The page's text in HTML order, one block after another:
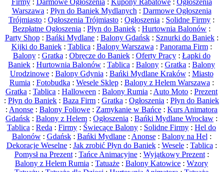
Firmy: Darmowe Ogłoszenia: Kupony Rabatowe: Ogłoszenia
Warszawa: Płyn do Baniek Mydlanych: Darmowe Ogłoszenia
Trójmiasto : Ogłoszenia Trójmiasto : Ogłoszenia : Solidne Firmy :
Bezpłatne Ogłoszenia : Płyn do Baniek : Hurtownia Balonów :
Party Shop: Bańki Mydlane: Balony Gdańsk: Sznurki do Baniek:
Kijki do Baniek: Tablica: Balony Warszawa: Panorama Firm:
Balony: Gratka: Obręcze do Baniek: Oferty Pracy: Łapki do
Baniek : Hurtownia Balonów : Tablica : Balony : Gratka : Balony
Urodzinowe: Balony Gdynia: Bańki Mydlane Kraków: Miasto
Rumia: Fotobudka: Wesele Sklep: Balony z Helem Warszawa:
Gratka : Tablica : Halloween : Balony Rumia : Auto Moto : Prezent
: Płyn do Baniek : Baza Firm : Gratka : Ogłoszenia : Płyn do Baniek
: Anonse : Balony Foliowe : Zamykanie w Bańce : Kurs Animatora
Gdańsk : Balony z Helem : Ogłoszenia : Bańki Mydlane Wrocław :
Tablica : Reda : Firmy : Świecące Balony : Solidne Firmy : Hel do
Balonów: Gdańsk: Bańki Mydlane: Anonse: Balony na Hel:
Dekoracje Weselne: Jak zrobić Płyn do Baniek: Wesele: Tablica:
Pomysł na Prezent: Tańce Animacyjne: Wyjątkowy Prezent:
Balony z Helem Rumia : Tatuaże : Balony Katowice : Wzory